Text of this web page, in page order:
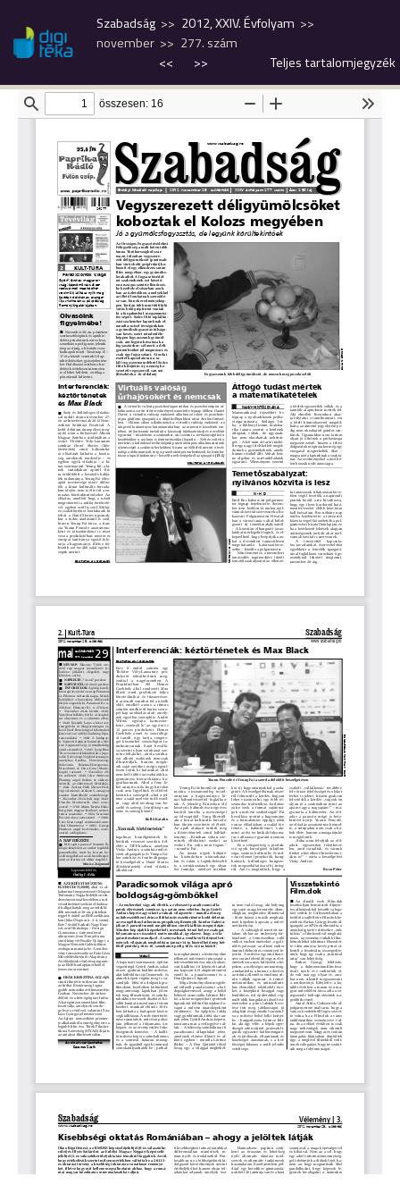
Szabadság
2012, XXIV. Évfolyam
november
277. szám
<<
>> Teljes tartalomjegyzék